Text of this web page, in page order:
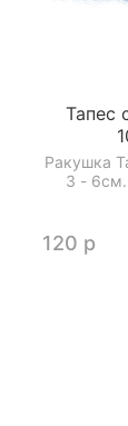
Тапес
Ракушка
3 - 6см.
120 р